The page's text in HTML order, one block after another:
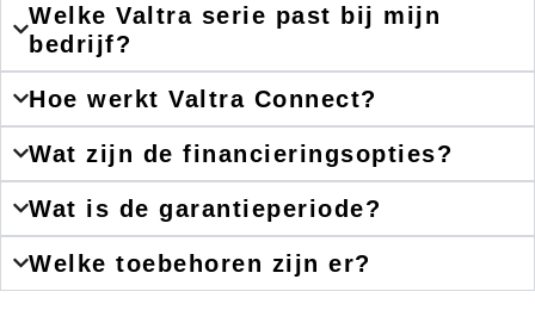
Welke Valtra serie past bij mijn
bedrijf?
Hoe werkt Valtra Connect?
Wat zijn de financieringsopties?
Wat is de garantieperiode?
Welke toebehoren zijn er?